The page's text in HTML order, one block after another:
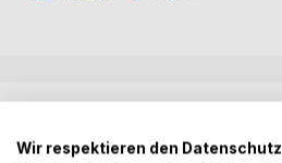
Wir respektieren den Datenschutz